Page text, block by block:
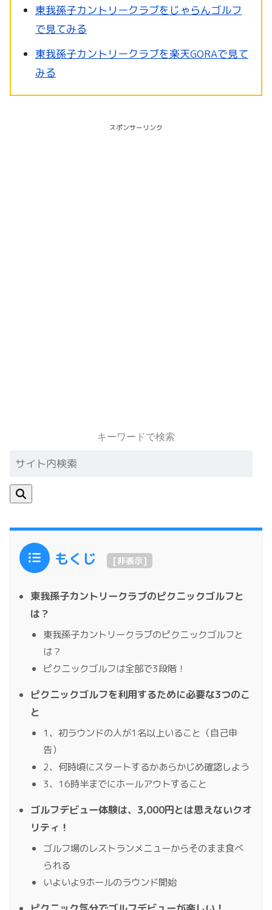
東我孫子カントリークラブをじゃらんゴルフ
で見てみる
東我孫子カントリークラブを楽天GORAで見て
みる
スポンサーリンク
キーワードで検索
もくじ [非表示]
東我孫子カントリークラブのピクニックゴルフと
は？
東我孫子カントリークラブのピクニックゴルフと
は？
ピクニックゴルフは全部で3段階！
ピクニックゴルフを利用するために必要な3つのこ
と
1、初ラウンドの人が1名以上いること（自己申
告）
2、何時頃にスタートするかあらかじめ確認しよう
3、16時半までにホールアウトすること
ゴルフデビュー体験は、3,000円とは思えないクオ
リティ！
ゴルフ場のレストランメニューからそのまま食べ
られる
いよいよ9ホールのラウンド開始